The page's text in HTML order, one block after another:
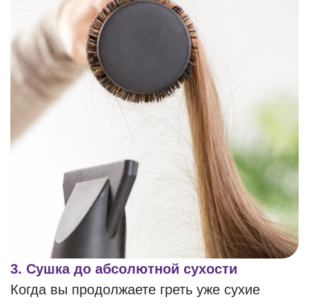
3. Сушка до абсолютной сухости
Когда вы продолжаете греть уже сухие